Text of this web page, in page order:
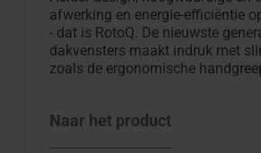
afwerking en energie-efficiëntie
- dat is RotoQ. De nieuwste
dakvensters maakt indruk met
zoals de ergonomische
Naar het product